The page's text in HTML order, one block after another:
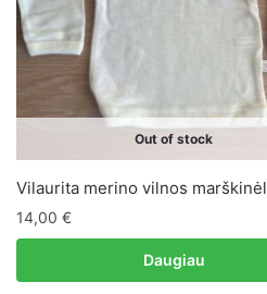
Out of stock
Vilaurita merino vilnos
14,00 €
Daugiau